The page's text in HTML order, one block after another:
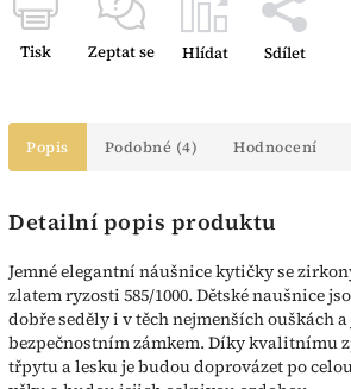
Tisk Zeptat se Hlídat Sdílet
Popis Podobné (4) Hodnocení
Detailní popis produktu
Jemné elegantní náušnice kytičky se
zlatem ryzosti 585/1000. Dětské naušnice
dobře seděly i v těch nejmenších ouškách
bezpečnostním zámkem. Díky kvalitnímu
třpytu a lesku je budou doprovázet po